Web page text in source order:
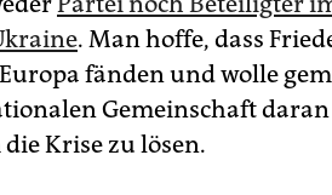
. Man hoffe, dass
fänden und wolle
Gemeinschaft daran
Krise zu lösen.